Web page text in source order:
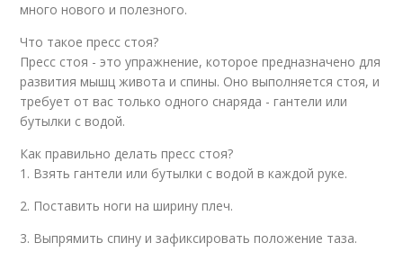
много нового и полезного.
Что такое пресс стоя?
Пресс стоя - это упражнение, которое предназначено для
развития мышц живота и спины. Оно выполняется стоя, и
требует от вас только одного снаряда - гантели или
бутылки с водой.
Как правильно делать пресс стоя?
1. Взять гантели или бутылки с водой в каждой руке.
2. Поставить ноги на ширину плеч.
3. Выпрямить спину и зафиксировать положение таза.